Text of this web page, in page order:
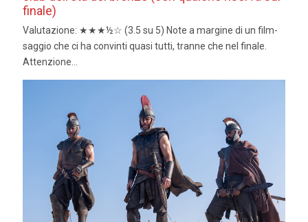
finale)
Valutazione: ★★★½☆ (3.5 su 5) Note a margine di un film-
saggio che ci ha convinti quasi tutti, tranne che nel finale.
Attenzione...